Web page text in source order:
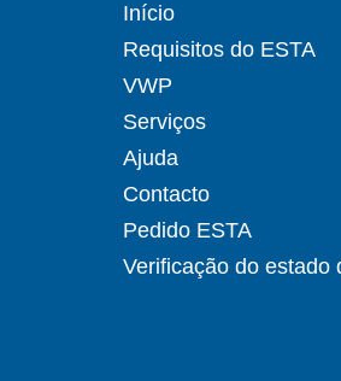
Início
Requisitos do ESTA
VWP
Serviços
Ajuda
Contacto
Pedido ESTA
Verificação do estado